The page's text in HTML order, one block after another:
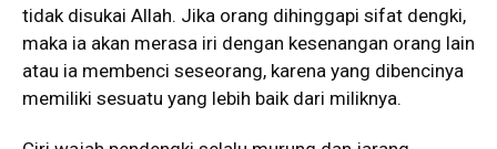
tidak disukai Allah. Jika orang dihinggapi sifat dengki,
maka ia akan merasa iri dengan kesenangan orang lain
atau ia membenci seseorang, karena yang dibencinya
memiliki sesuatu yang lebih baik dari miliknya.